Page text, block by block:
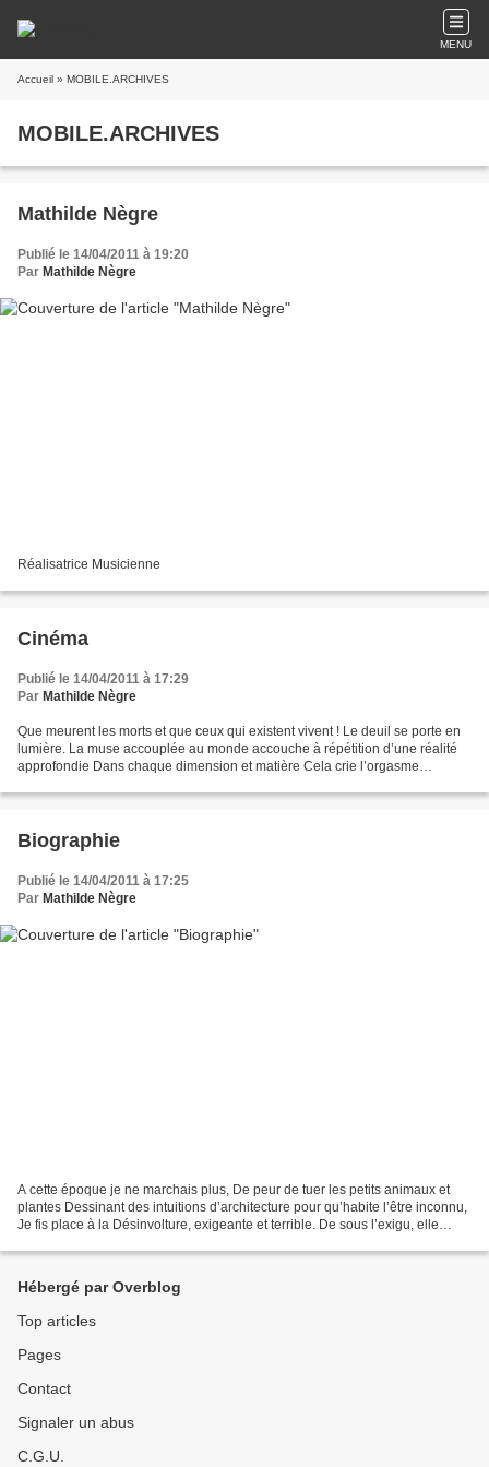
MENU
Accueil » MOBILE.ARCHIVES
MOBILE.ARCHIVES
Mathilde Nègre
Publié le 14/04/2011 à 19:20
Par Mathilde Nègre
Réalisatrice Musicienne
Cinéma
Publié le 14/04/2011 à 17:29
Par Mathilde Nègre
Que meurent les morts et que ceux qui existent vivent ! Le deuil se porte en
lumière. La muse accouplée au monde accouche à répétition d’une réalité
approfondie Dans chaque dimension et matière Cela crie l’orgasme
Biographie
Publié le 14/04/2011 à 17:25
Par Mathilde Nègre
A cette époque je ne marchais plus, De peur de tuer les petits animaux et
plantes Dessinant des intuitions d’architecture pour qu’habite l’être inconnu,
Je fis place à la Désinvolture, exigeante et terrible. De sous l’exigu, elle
Hébergé par Overblog
Top articles
Pages
Contact
Signaler un abus
C.G.U.